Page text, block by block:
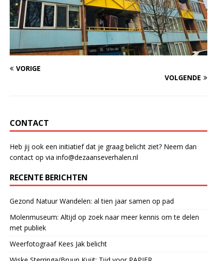
VORIGE
VOLGENDE
CONTACT
Heb jij ook een initiatief dat je graag belicht ziet? Neem dan
contact op via info@dezaanseverhalen.nl
RECENTE BERICHTEN
Gezond Natuur Wandelen: al tien jaar samen op pad
Molenmuseum: Altijd op zoek naar meer kennis om te delen
met publiek
Weerfotograaf Kees Jak belicht